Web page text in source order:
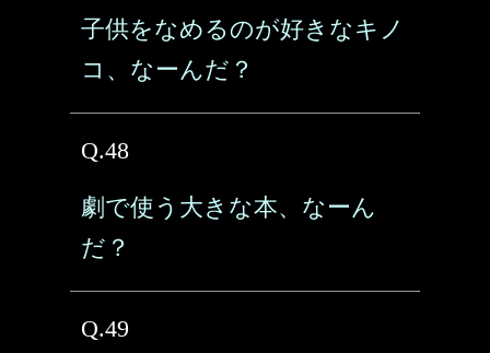
子供をなめるのが好きなキノ
コ、なーんだ？
Q.48
劇で使う大きな本、なーん
だ？
Q.49